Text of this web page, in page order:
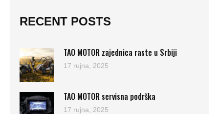
RECENT POSTS
TAO MOTOR zajednica raste u Srbiji
17 rujna, 2025
TAO MOTOR servisna podrška
17 rujna, 2025